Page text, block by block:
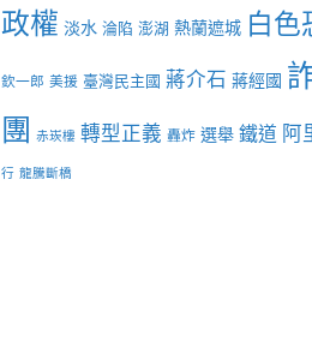
政權 淡水 淪陷 澎湖 熱蘭遮城 白色
欽一郎 美援 臺灣民主國 蔣介石 蔣經國
團 赤崁樓 轉型正義 轟炸 選舉 鐵道 阿
行 龍騰斷橋